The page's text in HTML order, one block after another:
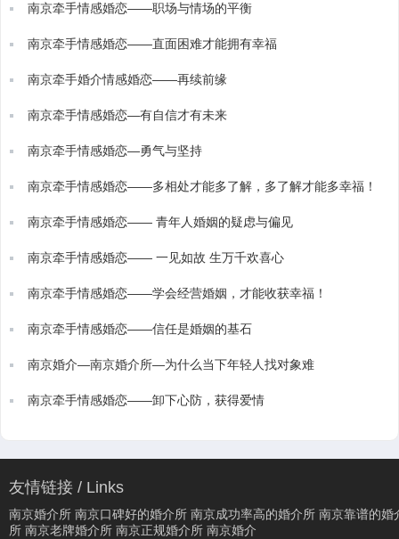
南京牵手情感婚恋——职场与情场的平衡
南京牵手情感婚恋——直面困难才能拥有幸福
南京牵手婚介情感婚恋——再续前缘
南京牵手情感婚恋—有自信才有未来
南京牵手情感婚恋—勇气与坚持
南京牵手情感婚恋——多相处才能多了解，多了解才能多幸福！
南京牵手情感婚恋—— 青年人婚姻的疑虑与偏见
南京牵手情感婚恋—— 一见如故 生万千欢喜心
南京牵手情感婚恋——学会经营婚姻，才能收获幸福！
南京牵手情感婚恋——信任是婚姻的基石
南京婚介—南京婚介所—为什么当下年轻人找对象难
南京牵手情感婚恋——卸下心防，获得爱情
友情链接 / Links
南京婚介所 南京口碑好的婚介所 南京成功率高的婚介所 南京靠谱的婚
所 南京老牌婚介所 南京正规婚介所 南京婚介